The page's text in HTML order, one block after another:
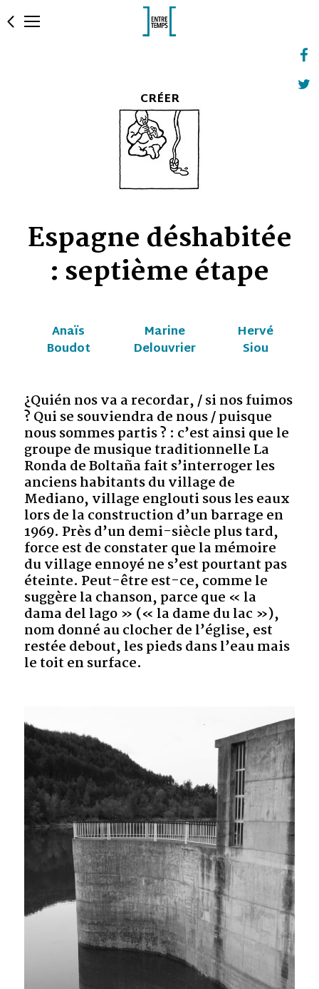
CRÉER
Espagne déshabitée
: septième étape
Anaïs
Boudot
Marine
Delouvrier
Hervé
Siou
¿Quién nos va a recordar, / si nos fuimos
? Qui se souviendra de nous / puisque
nous sommes partis ? : c’est ainsi que le
groupe de musique traditionnelle La
Ronda de Boltaña fait s’interroger les
anciens habitants du village de
Mediano, village englouti sous les eaux
lors de la construction d’un barrage en
1969. Près d’un demi-siècle plus tard,
force est de constater que la mémoire
du village ennoyé ne s’est pourtant pas
éteinte. Peut-être est-ce, comme le
suggère la chanson, parce que « la
dama del lago » (« la dame du lac »),
nom donné au clocher de l’église, est
restée debout, les pieds dans l’eau mais
le toit en surface.